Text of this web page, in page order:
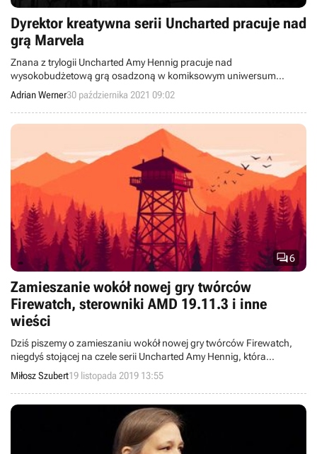
Dyrektor kreatywna serii Uncharted pracuje nad
grą Marvela
Znana z trylogii Uncharted Amy Hennig pracuje nad
wysokobudżetową grą osadzoną w komiksowym uniwersum
wydawnictwa Marvel.
Adrian Werner30 października 2021 09:02
6
Zamieszanie wokół nowej gry twórców
Firewatch, sterowniki AMD 19.11.3 i inne
wieści
Dziś piszemy o zamieszaniu wokół nowej gry twórców Firewatch,
niegdyś stojącej na czele serii Uncharted Amy Hennig, która
dołączyła do wytwórni Skydance, i nowych sterownikach do kart
grafiki od firmy AMD. Witajcie w wieściach ze świata – codziennej
porcji krótkich wiadomości.
Miłosz Szubert19 listopada 2019 13:55